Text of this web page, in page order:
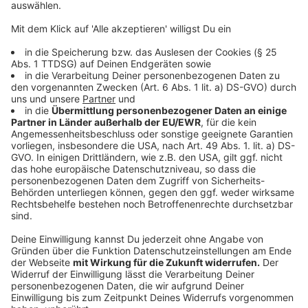
Anzeige
Buchtipp drei: Das Jugendbuch - Die
Einsamkeit der Astronauten
Anzeige
Ein Roman der die Grenzen der Wirklichkeit aufbricht
und ein Leseerlebnis bietet, wie man es selten zuvor
erleben konnte. Die Einsamkeit der Astronauten
handelt von einem Jungen namens Jonah, der in einer,
von einer Firma kontrollierten, Siedlung lebt. Sein
Leben verändert sich grundlegend als ein Mädchen in
seine Klasse kommt, die sich rebellisch gegen die
Firma stellt.Die Einsamkeit der Astronauten von
Stefan Beuseerzählt auf wunderbare Weise die